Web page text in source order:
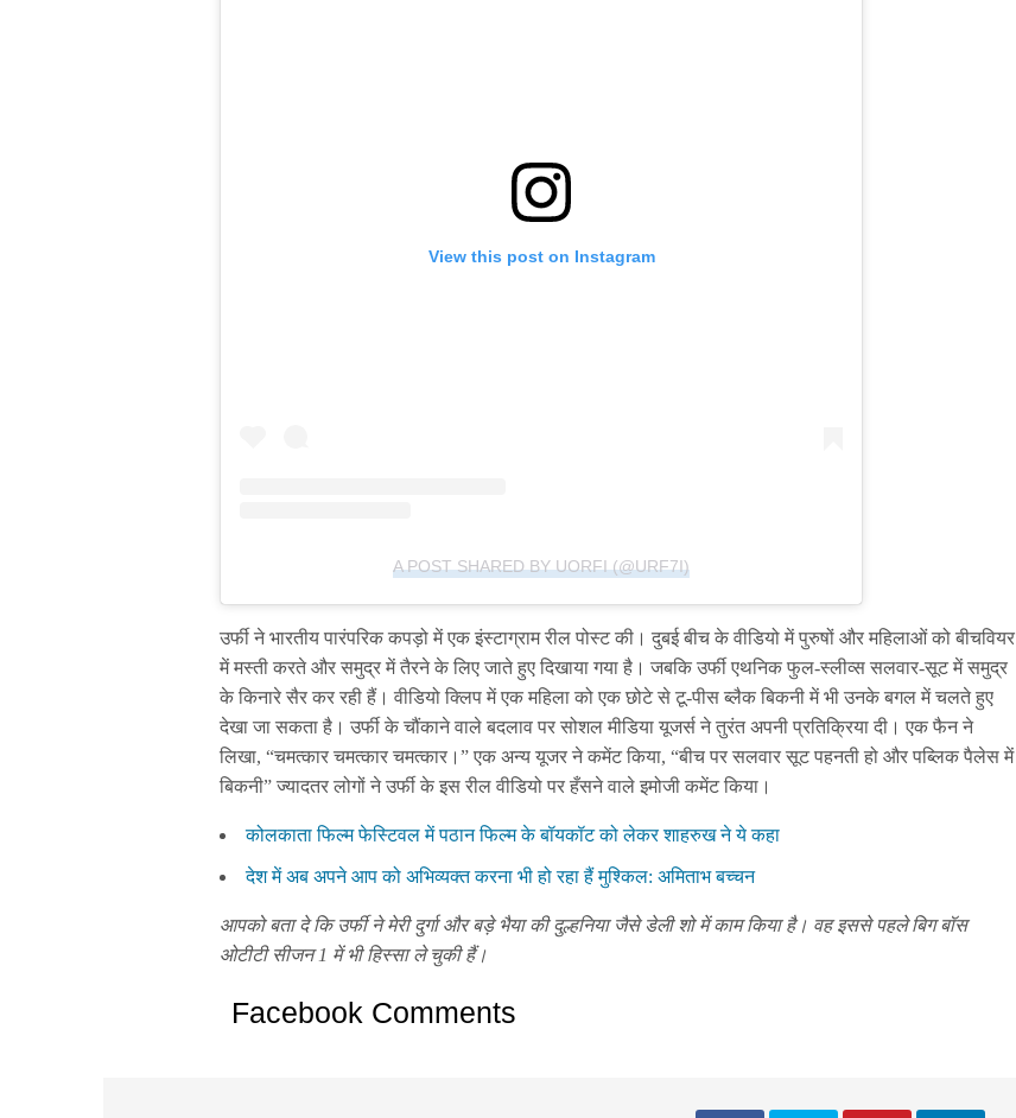
View this post on Instagram
A POST SHARED BY UORFI (@URF7I)
उर्फी ने भारतीय पारंपरिक कपड़ो में एक इंस्टाग्राम रील पोस्ट की। दुबई बीच के वीडियो में पुरुषों और महिलाओं को बीचवियर
में मस्ती करते और समुद्र में तैरने के लिए जाते हुए दिखाया गया है। जबकि उर्फी एथनिक फुल-स्लीव्स सलवार-सूट में समुद्र
के किनारे सैर कर रही हैं। वीडियो क्लिप में एक महिला को एक छोटे से टू-पीस ब्लैक बिकनी में भी उनके बगल में चलते हुए
देखा जा सकता है। उर्फी के चौंकाने वाले बदलाव पर सोशल मीडिया यूजर्स ने तुरंत अपनी प्रतिक्रिया दी। एक फैन ने
लिखा, “चमत्कार चमत्कार चमत्कार।” एक अन्य यूजर ने कमेंट किया, “बीच पर सलवार सूट पहनती हो और पब्लिक पैलेस में
बिकनी” ज्यादतर लोगों ने उर्फी के इस रील वीडियो पर हँसने वाले इमोजी कमेंट किया।
कोलकाता फिल्म फेस्टिवल में पठान फिल्म के बॉयकॉट को लेकर शाहरुख ने ये कहा
देश में अब अपने आप को अभिव्यक्त करना भी हो रहा हैं मुश्किल: अमिताभ बच्चन
आपको बता दे कि उर्फी ने मेरी दुर्गा और बड़े भैया की दुल्हनिया जैसे डेली शो में काम किया है। वह इससे पहले बिग बॉस
ओटीटी सीजन 1 में भी हिस्सा ले चुकी हैं।
Facebook Comments